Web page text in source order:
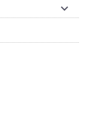
expand_more